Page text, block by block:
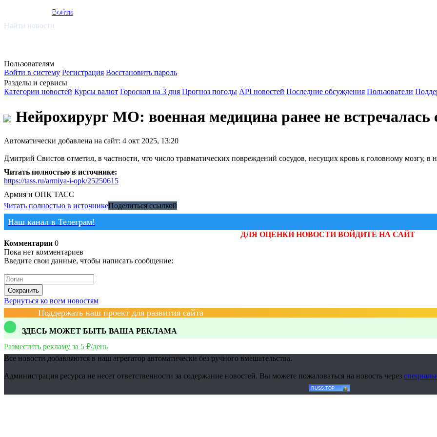
smi.mobi
Войти
Найти новости
Пользователям
Войти в систему Регистрация Восстановить пароль
Разделы и сервисы
Категории новостей Курсы валют Гороскоп на 3 дня Прогноз погоды API новостей Последние обсуждения Пользователи
Нейрохирург МО: военная медицина ранее не
Автоматически добавлена на сайт: 4 окт 2025, 13:20
Дмитрий Свистов отметил, в частности, что число травматических повреждений сосудов, несущих кровь к головному мозгу,
Читать полностью в источнике:
https://tass.ru/armiya-i-opk/25250615
Армия и ОПК ТАСС
Читать полностью в источникеПоделиться ссылкой
Наш канал в Телеграм!
ДЛЯ ОЦЕНКИ НОВОСТИ ВОЙДИТЕ НА САЙТ
Комментарии 0
Пока нет комментариев
Введите свои данные, чтобы написать сообщение:
Сохранить
Вернуться ко всем новостям
Поддержать наш проект для развития сайта
ЗДЕСЬ МОЖЕТ БЫТЬ ВАША РЕКЛАМА
Разместить рекламу за 5 ₽/день
Все новости добавляются в наш агрегатор автоматически без ручного вмешательства.
Администрация ресурса не несет ответственности за содержание новостей. Вы можете пожаловаться на новость через